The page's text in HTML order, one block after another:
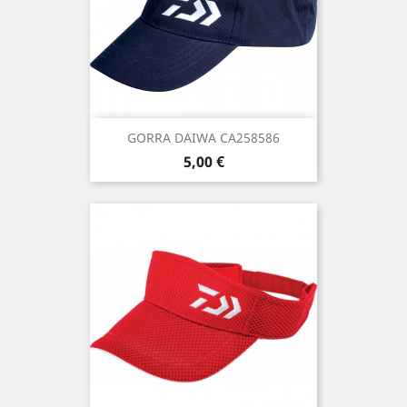
GORRA DAIWA CA258586
Precio
5,00 €